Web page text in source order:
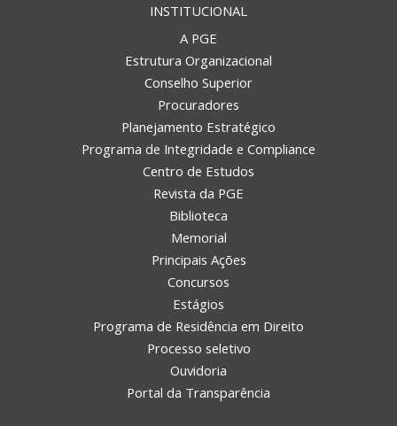
INSTITUCIONAL
A PGE
Estrutura Organizacional
Conselho Superior
Procuradores
Planejamento Estratégico
Programa de Integridade e Compliance
Centro de Estudos
Revista da PGE
Biblioteca
Memorial
Principais Ações
Concursos
Estágios
Programa de Residência em Direito
Processo seletivo
Ouvidoria
Portal da Transparência